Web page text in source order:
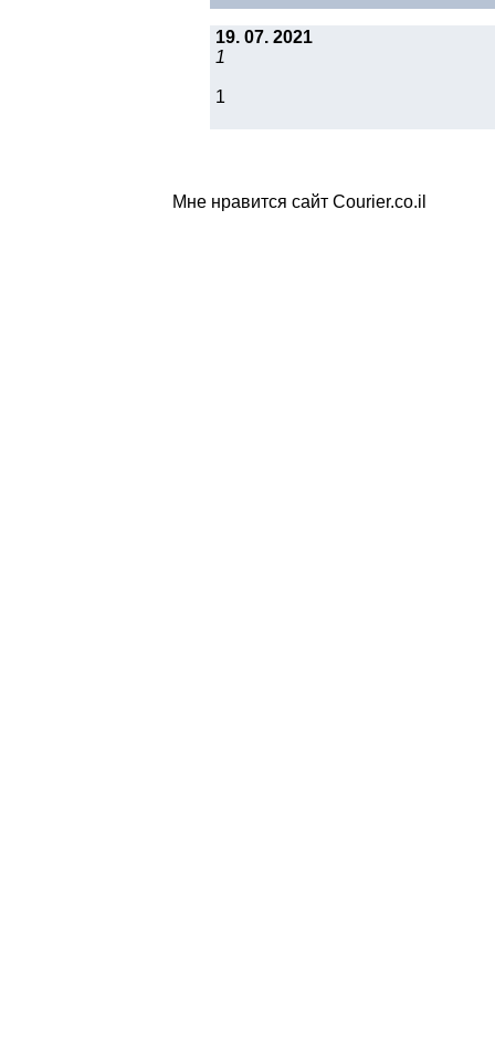
19. 07. 2021
1
1
Мне нравится сайт Courier.co.il